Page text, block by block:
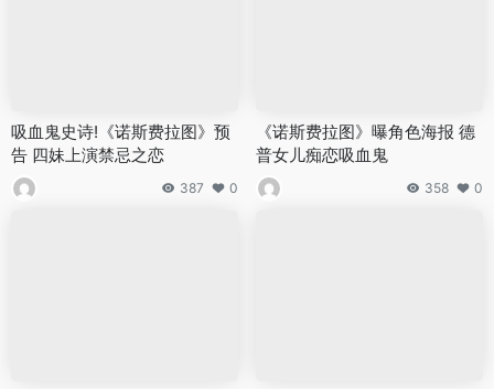
吸血鬼史诗!《诺斯费拉图》预
告 四妹上演禁忌之恋
387 0
《诺斯费拉图》曝角色海报 德
普女儿痴恋吸血鬼
358 0